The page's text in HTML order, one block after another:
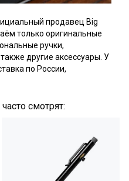
продавец Big
только оригинальные
ручки,
другие аксессуары. У
по России,
смотрят: